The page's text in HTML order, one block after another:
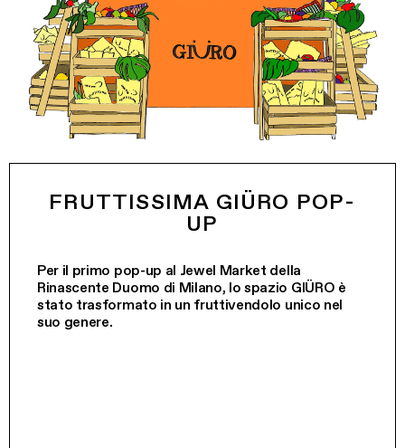
FRUTTISSIMA GIÜRO POP-
UP
Per il primo pop-up al Jewel Market della
Rinascente Duomo di Milano, lo spazio GIÜRO è
stato trasformato in un fruttivendolo unico nel
suo genere.